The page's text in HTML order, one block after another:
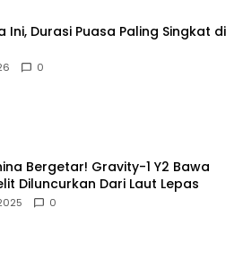
Ini, Durasi Puasa Paling Singkat di
0
Bergetar! Gravity-1 Y2 Bawa
Diluncurkan Dari Laut Lepas
0